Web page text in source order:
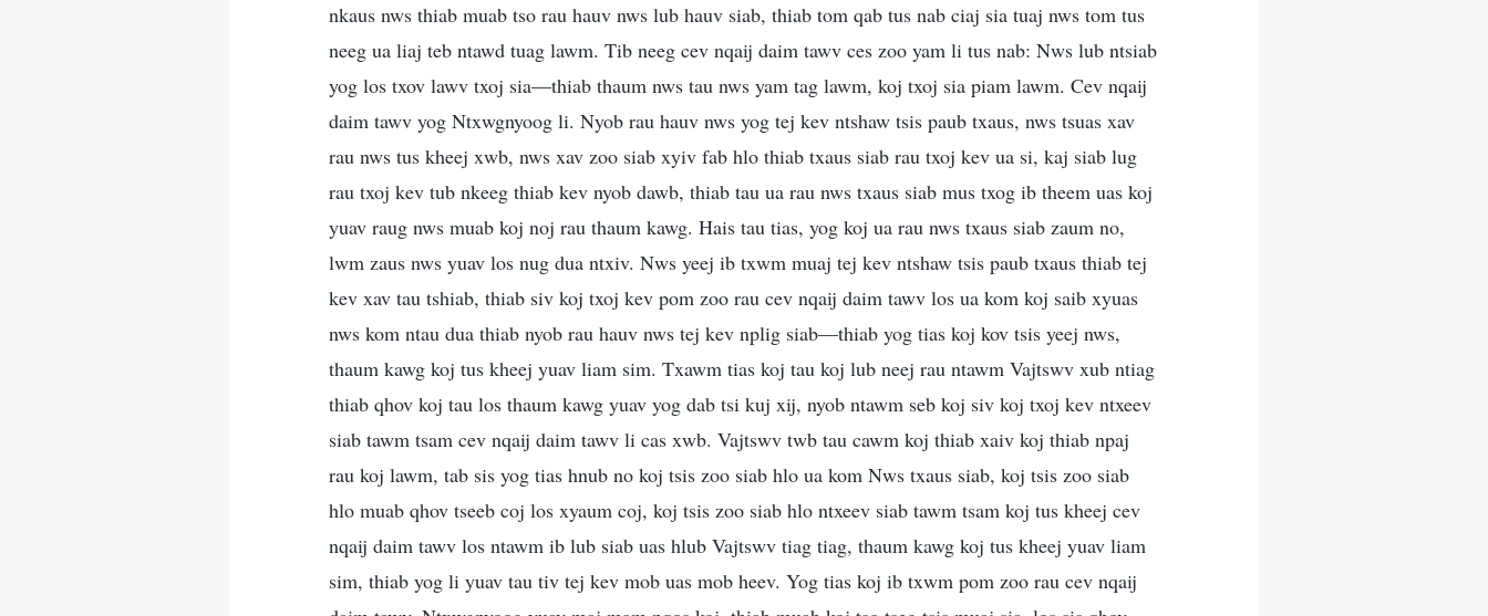
nkaus nws thiab muab tso rau hauv nws lub hauv siab, thiab tom qab tus nab ciaj sia tuaj nws tom tus
neeg ua liaj teb ntawd tuag lawm. Tib neeg cev nqaij daim tawv ces zoo yam li tus nab: Nws lub ntsiab
yog los txov lawv txoj sia—thiab thaum nws tau nws yam tag lawm, koj txoj sia piam lawm. Cev nqaij
daim tawv yog Ntxwgnyoog li. Nyob rau hauv nws yog tej kev ntshaw tsis paub txaus, nws tsuas xav
rau nws tus kheej xwb, nws xav zoo siab xyiv fab hlo thiab txaus siab rau txoj kev ua si, kaj siab lug
rau txoj kev tub nkeeg thiab kev nyob dawb, thiab tau ua rau nws txaus siab mus txog ib theem uas koj
yuav raug nws muab koj noj rau thaum kawg. Hais tau tias, yog koj ua rau nws txaus siab zaum no,
lwm zaus nws yuav los nug dua ntxiv. Nws yeej ib txwm muaj tej kev ntshaw tsis paub txaus thiab tej
kev xav tau tshiab, thiab siv koj txoj kev pom zoo rau cev nqaij daim tawv los ua kom koj saib xyuas
nws kom ntau dua thiab nyob rau hauv nws tej kev nplig siab—thiab yog tias koj kov tsis yeej nws,
thaum kawg koj tus kheej yuav liam sim. Txawm tias koj tau koj lub neej rau ntawm Vajtswv xub ntiag
thiab qhov koj tau los thaum kawg yuav yog dab tsi kuj xij, nyob ntawm seb koj siv koj txoj kev ntxeev
siab tawm tsam cev nqaij daim tawv li cas xwb. Vajtswv twb tau cawm koj thiab xaiv koj thiab npaj
rau koj lawm, tab sis yog tias hnub no koj tsis zoo siab hlo ua kom Nws txaus siab, koj tsis zoo siab
hlo muab qhov tseeb coj los xyaum coj, koj tsis zoo siab hlo ntxeev siab tawm tsam koj tus kheej cev
nqaij daim tawv los ntawm ib lub siab uas hlub Vajtswv tiag tiag, thaum kawg koj tus kheej yuav liam
sim, thiab yog li yuav tau tiv tej kev mob uas mob heev. Yog tias koj ib txwm pom zoo rau cev nqaij